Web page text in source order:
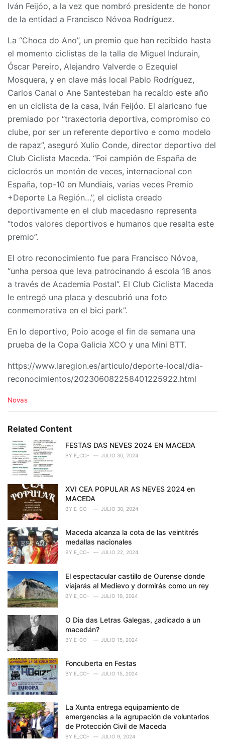
Iván Feijóo, a la vez que nombró presidente de honor
de la entidad a Francisco Nóvoa Rodríguez.
La “Choca do Ano”, un premio que han recibido hasta
el momento ciclistas de la talla de Miguel Indurain,
Óscar Pereiro, Alejandro Valverde o Ezequiel
Mosquera, y en clave más local Pablo Rodríguez,
Carlos Canal o Ane Santesteban ha recaído este año
en un ciclista de la casa, Iván Feijóo. El alaricano fue
premiado por “traxectoria deportiva, compromiso co
clube, por ser un referente deportivo e como modelo
de rapaz”, aseguró Xulio Conde, director deportivo del
Club Ciclista Maceda. “Foi campión de España de
ciclocrós un montón de veces, internacional con
España, top-10 en Mundiais, varias veces Premio
+Deporte La Región…”, el ciclista creado
deportivamente en el club macedasno representa
“todos valores deportivos e humanos que resalta este
premio”.
El otro reconocimiento fue para Francisco Nóvoa,
“unha persoa que leva patrocinando á escola 18 anos
a través de Academia Postal”. El Club Ciclista Maceda
le entregó una placa y descubrió una foto
conmemorativa en el bici park”.
En lo deportivo, Poio acoge el fin de semana una
prueba de la Copa Galicia XCO y una Mini BTT.
https://www.laregion.es/articulo/deporte-local/dia-
reconocimientos/202306082258401225922.html
C
e
Novas
Related Content
FESTAS DAS NEVES 2024 EN MACEDA
BY E_CO- JULIO 30, 2024
XVI CEA POPULAR AS NEVES 2024 en
MACEDA
BY E_CO- JULIO 30, 2024
Maceda alcanza la cota de las veintitrés
medallas nacionales
BY E_CO- JULIO 22, 2024
El espectacular castillo de Ourense donde
viajarás al Medievo y dormirás como un rey
BY E_CO- JULIO 19, 2024
O Dia das Letras Galegas, ¿adicado a un
macedán?
BY E_CO- JULIO 15, 2024
Foncuberta en Festas
BY E_CO- JULIO 15, 2024
La Xunta entrega equipamiento de
emergencias a la agrupación de voluntarios
de Protección Civil de Maceda
BY E_CO- JULIO 9, 2024